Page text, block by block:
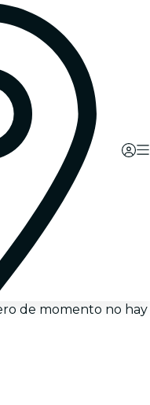
de momento no hay